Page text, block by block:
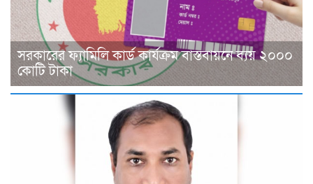
সরকারের ফ্যামিলি কার্ড কার্যক্রম বাস্তবায়নে ব্যয় ২০০০
কোটি টাকা